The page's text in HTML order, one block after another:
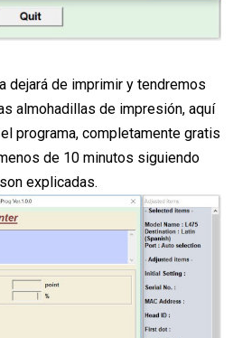
dejará de imprimir y tendremos
almohadillas de impresión, aquí
programa, completamente gratis
de 10 minutos siguiendo
explicadas.